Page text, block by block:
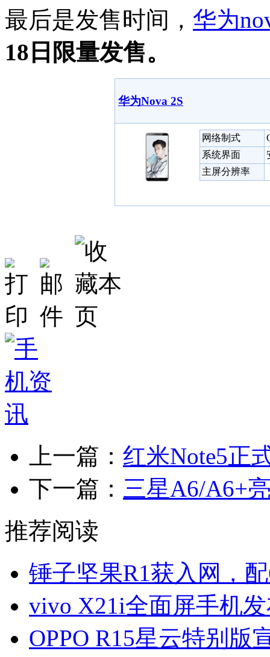
最后是发售时间， 华为
18日限量发售。
华为Nova 2S
网络制式
系统界面
主屏分辨率
上一篇： 红米Note5正
下一篇： 三星A6/A6+
推荐阅读
锤子坚果R1获入网，
vivo X21i全面屏手机
OPPO R15星云特别版